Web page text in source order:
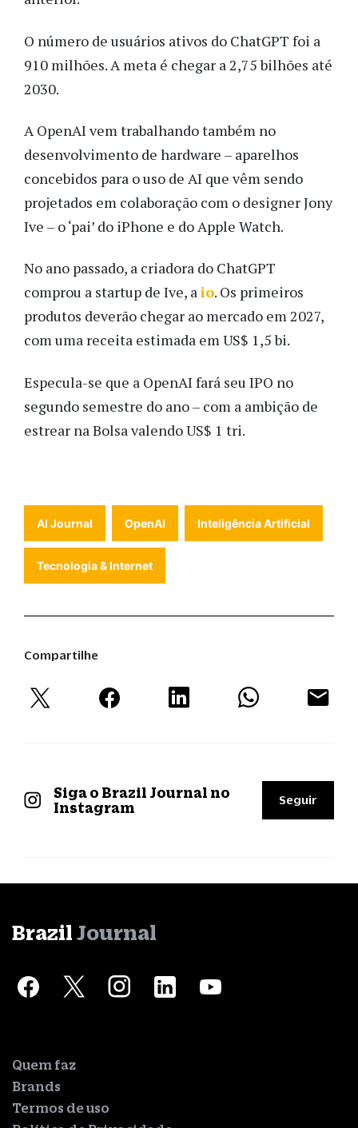
O número de usuários ativos do ChatGPT foi a
910 milhões. A meta é chegar a 2,75 bilhões até
2030.
A OpenAI vem trabalhando também no
desenvolvimento de hardware – aparelhos
concebidos para o uso de AI que vêm sendo
projetados em colaboração com o designer Jony
Ive – o ‘pai’ do iPhone e do Apple Watch.
No ano passado, a criadora do ChatGPT
comprou a startup de Ive, aio. Os primeiros
produtos deverão chegar ao mercado em 2027,
com uma receita estimada em US$ 1,5 bi.
Especula-se que a OpenAI fará seu IPO no
segundo semestre do ano – com a ambição de
estrear na Bolsa valendo US$ 1 tri.
AI Journal OpenAI Inteligência Artificial
Tecnologia & Internet
Compartilhe
Siga o Brazil Journal no
Instagram
Seguir
Brazil Journal
Quem faz
Brands
Termos de uso